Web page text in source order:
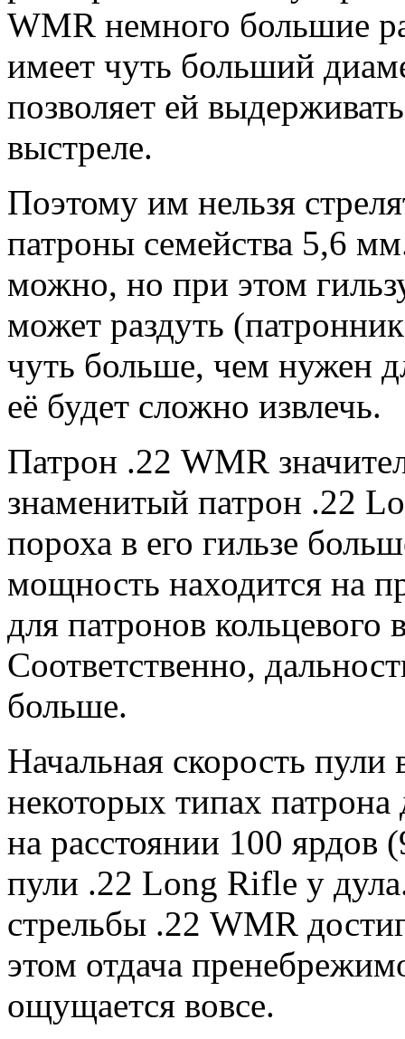
WMR немного большие
имеет чуть больший
позволяет ей
выстреле.
Поэтому им нельзя
патроны семейства 5,6
можно, но при этом
может раздуть
чуть больше, чем нужен
её будет сложно извлечь.
Патрон .22 WMR
знаменитый патрон .22
пороха в его гильзе
мощность находится на
для патронов кольцевого
Соответственно,
больше.
Начальная скорость
некоторых типах
на расстоянии 100 ярдов
пули .22 Long Rifle у
стрельбы .22 WMR
этом отдача
ощущается вовсе.